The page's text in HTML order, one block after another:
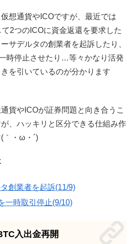
想通貨やICOですが、最近では
2つのICOに資金返還を要求した
サデルタの創業者を起訴したり、
時停止させたり…等々かなり活発
を引いているのが分かります
貨やICOが証券問題と向き合うこ
、ハッキリと区分できる仕組み作
｀・ω・´)
創業者を起訴(11/9)
一時取引停止(9/10)
入出金再開